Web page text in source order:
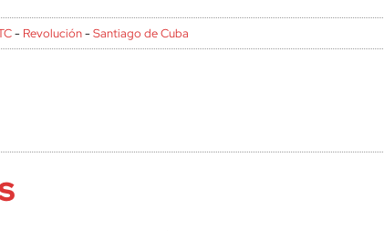
- Revolución-Santiago de Cuba